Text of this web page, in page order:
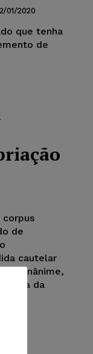
01/2020
que tenha
de
corpus
de
cautelar
unânime,
da